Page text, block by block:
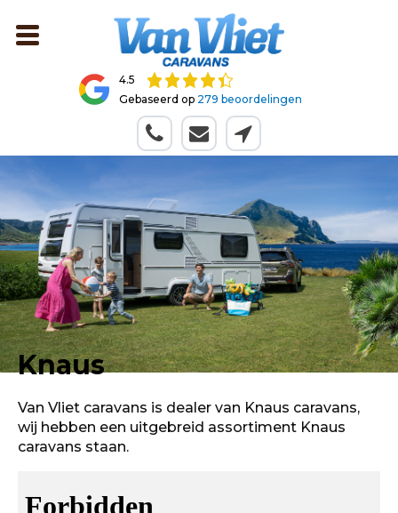
4.5
Gebaseerd op 279 beoordelingen
Knaus
Van Vliet caravans is dealer van Knaus caravans,
wij hebben een uitgebreid assortiment Knaus
caravans staan.